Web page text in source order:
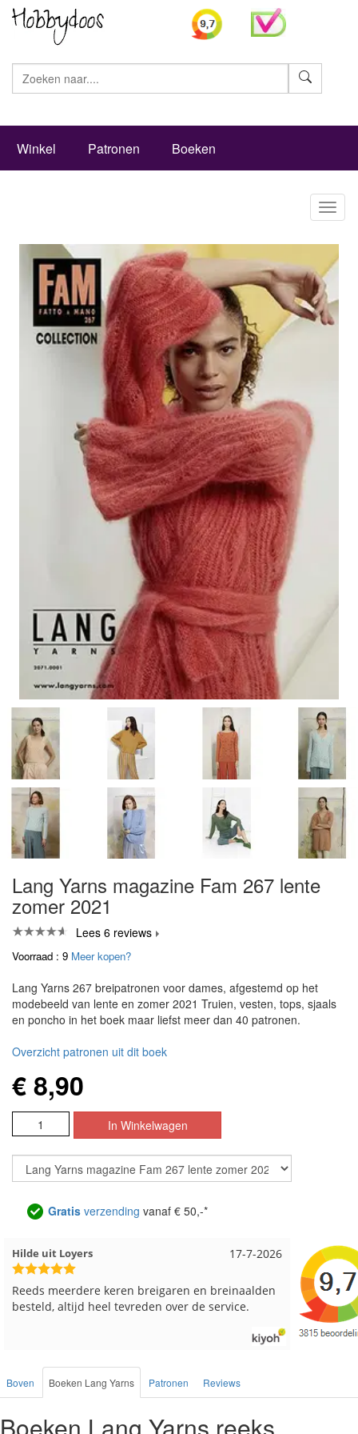
Winkel Patronen Boeken
Lang Yarns magazine Fam 267 lente
zomer 2021
Lees 6 reviews
Voorraad : 9 Meer kopen?
Lang Yarns 267 breipatronen voor dames, afgestemd op het
modebeeld van lente en zomer 2021 Truien, vesten, tops, sjaals
en poncho in het boek maar liefst meer dan 40 patronen.
Overzicht patronen uit dit boek
€ 8,90
Gratis verzending vanaf € 50,-*
12-7-2026
Loes uit EMMELOORD
Snelle levering en keurig verpakt. Top.
Nell uit
Goed
Boven Boeken Lang Yarns Patronen Reviews